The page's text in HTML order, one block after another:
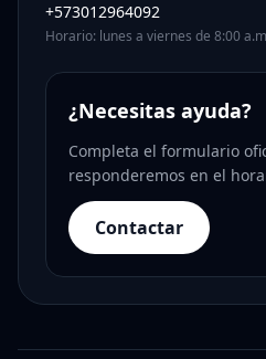
+573012964092
Horario: lunes a viernes de 8:00
¿Necesitas ayuda?
Completa el formulario
responderemos en el
Contactar